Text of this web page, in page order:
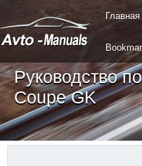
Главная
Руководство
Coupe GK